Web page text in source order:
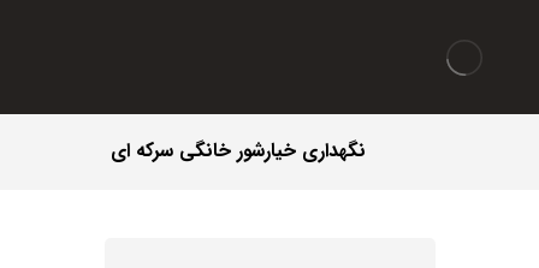
نگهداری خیارشور خانگی سرکه ای